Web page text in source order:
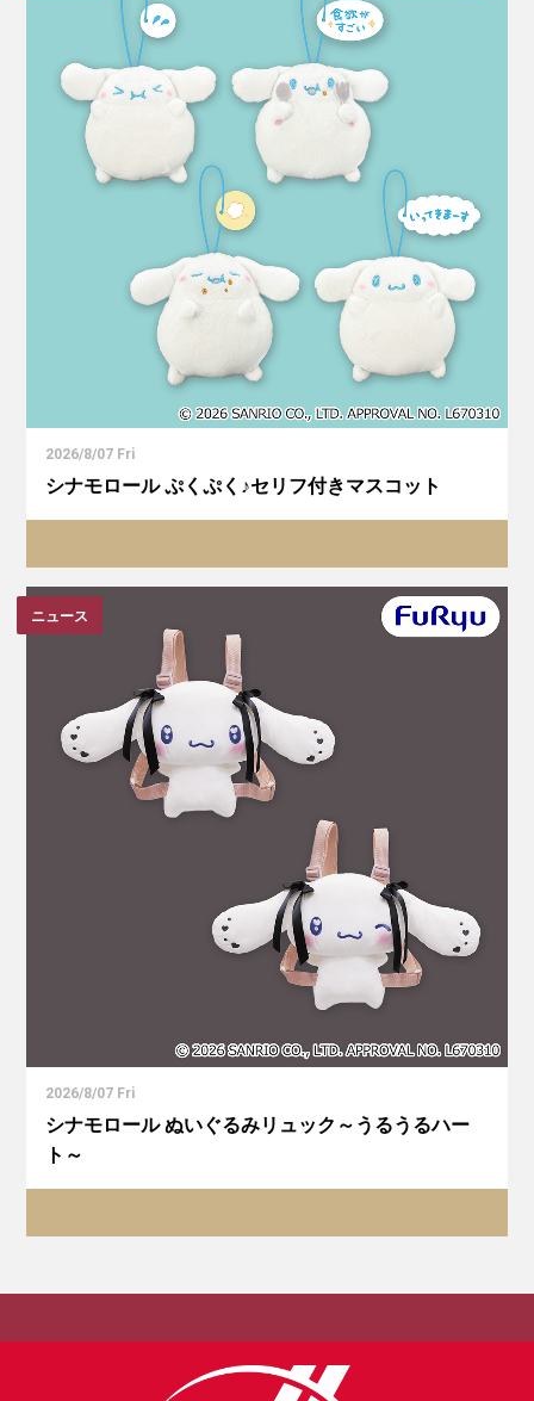
2026/8/07 Fri
シナモロール ぷくぷく♪セリフ付きマスコット
ニュース
2026/8/07 Fri
シナモロール ぬいぐるみリュック～うるうるハー
ト～